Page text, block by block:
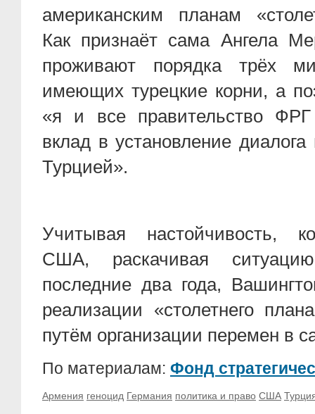
американским планам
Как признаёт сама Ангела
проживают порядка трёх
имеющих турецкие корни, а
«я и все правительство
вклад в установление
Турцией».
Учитывая настойчивость,
США, раскачивая
последние два года,
реализации «столетнего
путём организации перемен в
По материалам: Фонд
Армения геноцид Германия политика и право США